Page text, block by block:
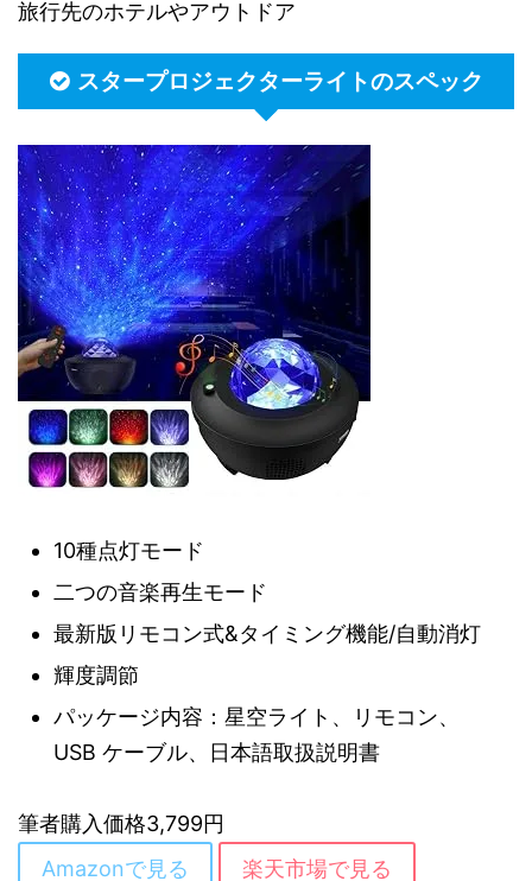
旅行先のホテルやアウトドア
スタープロジェクターライトのスペック
10種点灯モード
二つの音楽再生モード
最新版リモコン式&タイミング機能/自動消灯
輝度調節
パッケージ内容：星空ライト、リモコン、
USB ケーブル、日本語取扱説明書
筆者購入価格3,799円
Amazonで見る
楽天市場で見る